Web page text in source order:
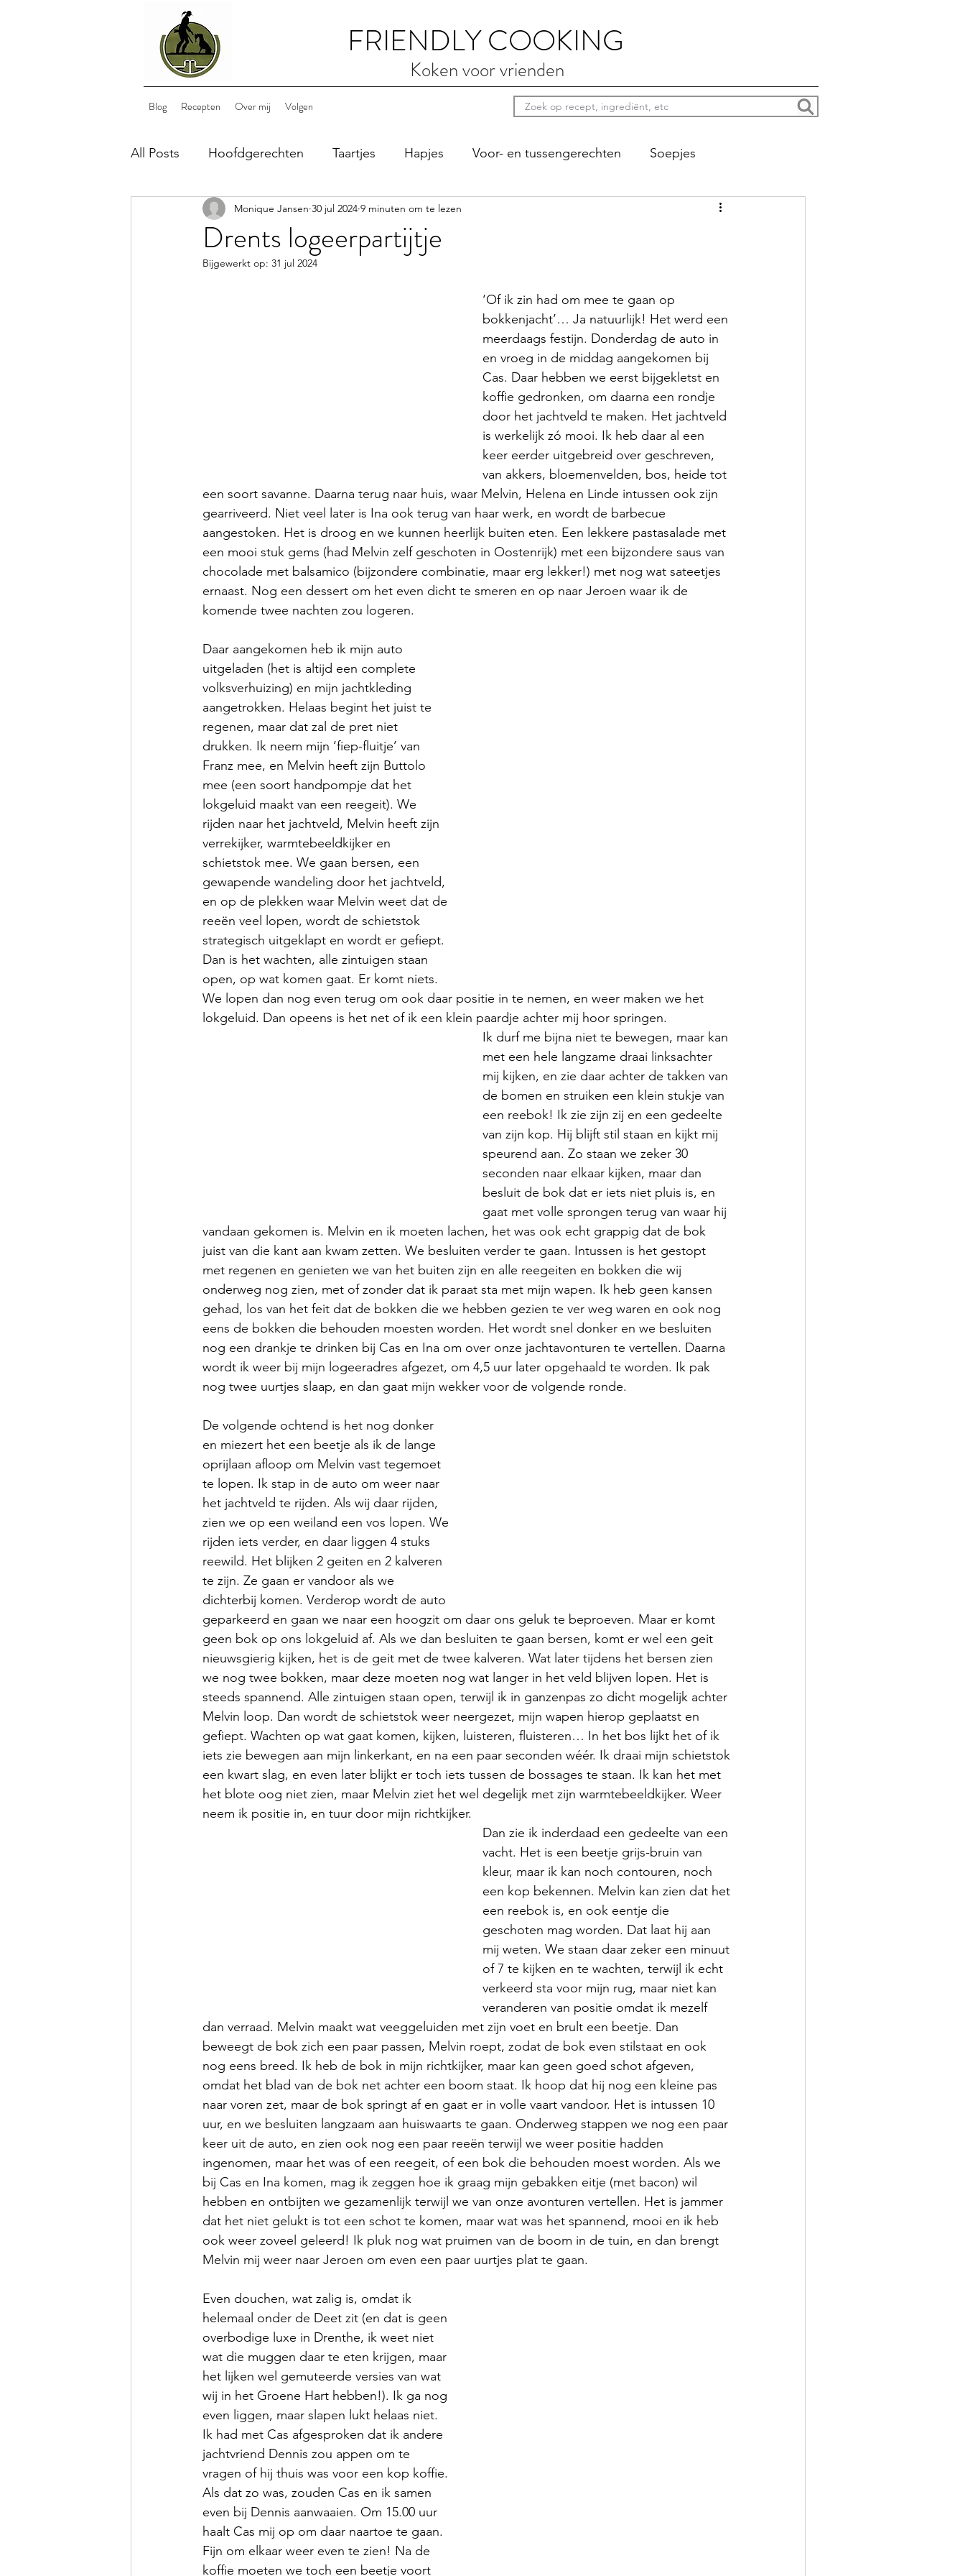
FRIENDLY COOKING
Koken voor vrienden
Blog Recepten Over mij Volgen
All Posts Hoofdgerechten Taartjes Hapjes Voor- en tussengerechten Soepjes
Bijgerechten Nagerechten Luie zondag Pina colada’s enzo
wild
Drents logeerpartijtje
Monique Jansen 30 jul 2024 9 minuten om te lezen
Bijgewerkt op: 31 jul 2024
‘Of ik zin had om mee te gaan op
bokkenjacht’… Ja natuurlijk! Het werd een
meerdaags festijn. Donderdag de auto in
en vroeg in de middag aangekomen bij
Cas. Daar hebben we eerst bijgekletst en
koffie gedronken, om daarna een rondje
door het jachtveld te maken. Het jachtveld
is werkelijk zó mooi. Ik heb daar al een
keer eerder uitgebreid over geschreven,
van akkers, bloemenvelden, bos, heide tot
een soort savanne. Daarna terug naar huis, waar Melvin, Helena en Linde intussen ook zijn
gearriveerd. Niet veel later is Ina ook terug van haar werk, en wordt de barbecue
aangestoken. Het is droog en we kunnen heerlijk buiten eten. Een lekkere pastasalade met
een mooi stuk gems (had Melvin zelf geschoten in Oostenrijk) met een bijzondere saus van
chocolade met balsamico (bijzondere combinatie, maar erg lekker!) met nog wat sateetjes
ernaast. Nog een dessert om het even dicht te smeren en op naar Jeroen waar ik de
komende twee nachten zou logeren.
Daar aangekomen heb ik mijn auto
uitgeladen (het is altijd een complete
volksverhuizing) en mijn jachtkleding
aangetrokken. Helaas begint het juist te
regenen, maar dat zal de pret niet
drukken. Ik neem mijn ‘fiep-fluitje’ van
Franz mee, en Melvin heeft zijn Buttolo
mee (een soort handpompje dat het
lokgeluid maakt van een reegeit). We
rijden naar het jachtveld, Melvin heeft zijn
verrekijker, warmtebeeldkijker en
schietstok mee. We gaan bersen, een
gewapende wandeling door het jachtveld,
en op de plekken waar Melvin weet dat de
reeën veel lopen, wordt de schietstok
strategisch uitgeklapt en wordt er gefiept.
Dan is het wachten, alle zintuigen staan
open, op wat komen gaat. Er komt niets.
We lopen dan nog even terug om ook daar positie in te nemen, en weer maken we het
lokgeluid. Dan opeens is het net of ik een klein paardje achter mij hoor springen.
Ik durf me bijna niet te bewegen, maar kan
met een hele langzame draai linksachter
mij kijken, en zie daar achter de takken van
de bomen en struiken een klein stukje van
een reebok! Ik zie zijn zij en een gedeelte
van zijn kop. Hij blijft stil staan en kijkt mij
speurend aan. Zo staan we zeker 30
seconden naar elkaar kijken, maar dan
besluit de bok dat er iets niet pluis is, en
gaat met volle sprongen terug van waar hij
vandaan gekomen is. Melvin en ik moeten lachen, het was ook echt grappig dat de bok
juist van die kant aan kwam zetten. We besluiten verder te gaan. Intussen is het gestopt
met regenen en genieten we van het buiten zijn en alle reegeiten en bokken die wij
onderweg nog zien, met of zonder dat ik paraat sta met mijn wapen. Ik heb geen kansen
gehad, los van het feit dat de bokken die we hebben gezien te ver weg waren en ook nog
eens de bokken die behouden moesten worden. Het wordt snel donker en we besluiten
nog een drankje te drinken bij Cas en Ina om over onze jachtavonturen te vertellen. Daarna
wordt ik weer bij mijn logeeradres afgezet, om 4,5 uur later opgehaald te worden. Ik pak
nog twee uurtjes slaap, en dan gaat mijn wekker voor de volgende ronde.
De volgende ochtend is het nog donker
en miezert het een beetje als ik de lange
oprijlaan afloop om Melvin vast tegemoet
te lopen. Ik stap in de auto om weer naar
het jachtveld te rijden. Als wij daar rijden,
zien we op een weiland een vos lopen. We
rijden iets verder, en daar liggen 4 stuks
reewild. Het blijken 2 geiten en 2 kalveren
te zijn. Ze gaan er vandoor als we
dichterbij komen. Verderop wordt de auto
geparkeerd en gaan we naar een hoogzit om daar ons geluk te beproeven. Maar er komt
geen bok op ons lokgeluid af. Als we dan besluiten te gaan bersen, komt er wel een geit
nieuwsgierig kijken, het is de geit met de twee kalveren. Wat later tijdens het bersen zien
we nog twee bokken, maar deze moeten nog wat langer in het veld blijven lopen. Het is
steeds spannend. Alle zintuigen staan open, terwijl ik in ganzenpas zo dicht mogelijk achter
Melvin loop. Dan wordt de schietstok weer neergezet, mijn wapen hierop geplaatst en
gefiept. Wachten op wat gaat komen, kijken, luisteren, fluisteren… In het bos lijkt het of ik
iets zie bewegen aan mijn linkerkant, en na een paar seconden wéér. Ik draai mijn schietstok
een kwart slag, en even later blijkt er toch iets tussen de bossages te staan. Ik kan het met
het blote oog niet zien, maar Melvin ziet het wel degelijk met zijn warmtebeeldkijker. Weer
neem ik positie in, en tuur door mijn richtkijker.
Dan zie ik inderdaad een gedeelte van een
vacht. Het is een beetje grijs-bruin van
kleur, maar ik kan noch contouren, noch
een kop bekennen. Melvin kan zien dat het
een reebok is, en ook eentje die
geschoten mag worden. Dat laat hij aan
mij weten. We staan daar zeker een minuut
of 7 te kijken en te wachten, terwijl ik echt
verkeerd sta voor mijn rug, maar niet kan
veranderen van positie omdat ik mezelf
dan verraad. Melvin maakt wat veeggeluiden met zijn voet en brult een beetje. Dan
beweegt de bok zich een paar passen, Melvin roept, zodat de bok even stilstaat en ook
nog eens breed. Ik heb de bok in mijn richtkijker, maar kan geen goed schot afgeven,
omdat het blad van de bok net achter een boom staat. Ik hoop dat hij nog een kleine pas
naar voren zet, maar de bok springt af en gaat er in volle vaart vandoor. Het is intussen 10
uur, en we besluiten langzaam aan huiswaarts te gaan. Onderweg stappen we nog een paar
keer uit de auto, en zien ook nog een paar reeën terwijl we weer positie hadden
ingenomen, maar het was of een reegeit, of een bok die behouden moest worden. Als we
bij Cas en Ina komen, mag ik zeggen hoe ik graag mijn gebakken eitje (met bacon) wil
hebben en ontbijten we gezamenlijk terwijl we van onze avonturen vertellen. Het is jammer
dat het niet gelukt is tot een schot te komen, maar wat was het spannend, mooi en ik heb
ook weer zoveel geleerd! Ik pluk nog wat pruimen van de boom in de tuin, en dan brengt
Melvin mij weer naar Jeroen om even een paar uurtjes plat te gaan.
Even douchen, wat zalig is, omdat ik
helemaal onder de Deet zit (en dat is geen
overbodige luxe in Drenthe, ik weet niet
wat die muggen daar te eten krijgen, maar
het lijken wel gemuteerde versies van wat
wij in het Groene Hart hebben!). Ik ga nog
even liggen, maar slapen lukt helaas niet.
Ik had met Cas afgesproken dat ik andere
jachtvriend Dennis zou appen om te
vragen of hij thuis was voor een kop koffie.
Als dat zo was, zouden Cas en ik samen
even bij Dennis aanwaaien. Om 15.00 uur
haalt Cas mij op om daar naartoe te gaan.
Fijn om elkaar weer even te zien! Na de
koffie moeten we toch een beetje voort